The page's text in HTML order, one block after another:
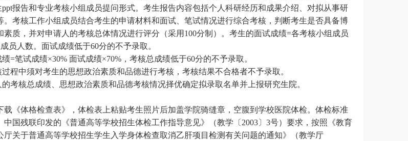
报告和专业考核小组成员提问形式。考生报告内容包括个人科研经历和成果介绍、对拟从事研
。考核工作小组成员结合考生的申请材料和面试、笔试情况进行综合考核，判断考生是否具备博
素质，并对申请人的考核总体情况进行评分（采用100分制）。考生的面试成绩=各考核小组成员
员人数。面试成绩低于60分的不予录取。
=笔试成绩×30% 面试成绩×70%，考核总成绩低于60分的不予录取。
程中须对考生的思想政治素质和品德进行考核，考核结果不合格者不予录取。
考核总成绩、思想政治素质和品德考核情况择优确定拟录取名单并上报研究生院。
载 《体格检查表》，体检表上粘贴考生照片后加盖学院骑缝章，空腹到学校医院体检。体检标准
中国残联印发的《普通高等学校招生体检工作指导意见》（教学〔 2003〕3号）要求，按照《教育
厅关于普通高等学校招生学生入学身体检查取消乙肝项目检测有关问题的通知》（教学厅